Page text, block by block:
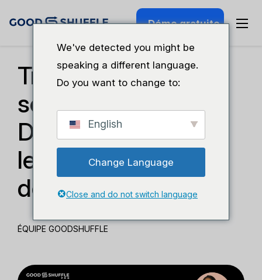
Démo gratuite
Séminaire Web Passé
Trucs, astuces et
solutions totales :
Des frayeurs pour
les professionnels
de l'événementiel
ÉQUIPE GOODSHUFFLE
We've detected you might be
speaking a different language.
Do you want to change to:
English
Change Language
Close and do not switch language